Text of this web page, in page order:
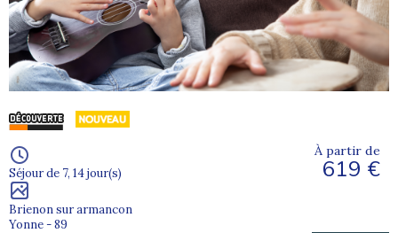
Séjour de 7, 14 jour(s)
Brienon sur armancon
Yonne - 89
À partir de
619 €